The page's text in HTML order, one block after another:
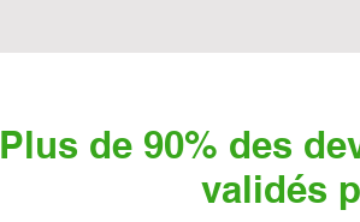
Plus de 90% des
validés